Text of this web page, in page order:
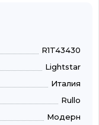
R1T43430
Lightstar
Италия
Rullo
Модерн